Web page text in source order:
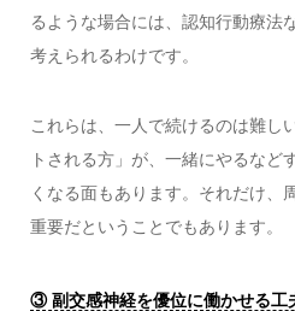
るような場合には、認知行動療法
考えられるわけです。
これらは、一人で続けるのは難し
トされる方」が、一緒にやるなど
くなる面もあります。それだけ、
重要だということでもあります。
③ 副交感神経を優位に働かせる工